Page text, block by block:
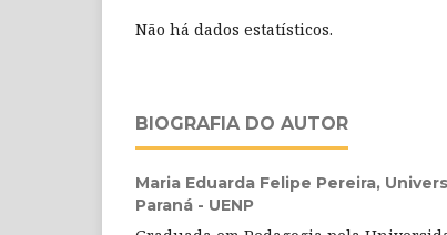
Não há dados estatísticos.
BIOGRAFIA DO AUTOR
Maria Eduarda Felipe Pereira,
Paraná - UENP